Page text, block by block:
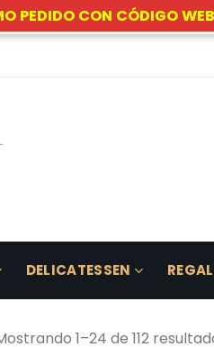
DELICATESSEN
1–24 de 112
PEDIDO CON CÓDIGO